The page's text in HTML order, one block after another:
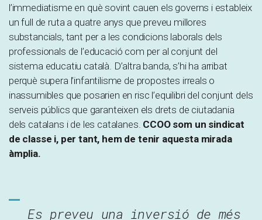
l’immediatisme en què sovint cauen els governs i estableix
un full de ruta a quatre anys que preveu millores
substancials, tant per a les condicions laborals dels
professionals de l’educació com per al conjunt del
sistema educatiu català. D’altra banda, s’hi ha arribat
perquè supera l’infantilisme de propostes irreals o
inassumibles que posarien en risc l’equilibri del conjunt dels
serveis públics que garanteixen els drets de ciutadania
dels catalans i de les catalanes. CCOO som un sindicat
de classe i, per tant, hem de tenir aquesta mirada
àmplia.
Es preveu una inversió de més